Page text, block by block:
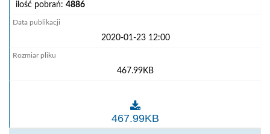
ilość pobrań: 4886
2020-01-23 12:00
467.99KB
Wzór prawidłowo wypełnionego dziennika podróży
467.99KB